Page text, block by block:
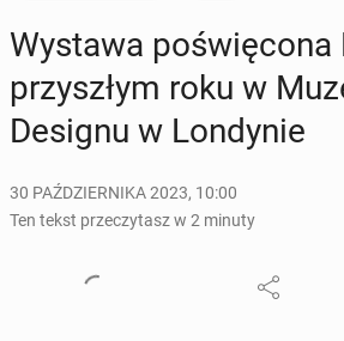
Wystawa po­świę­co­na
przy­szłym roku w
Designu w Lon­dy­nie
30 PAŹDZIERNIKA 2023, 10:00
Ten tekst przeczytasz w 2 minuty